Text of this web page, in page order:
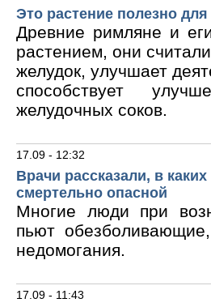
Это растение полезно
Древние римляне и
растением, они
желудок, улучшает
способствует
желудочных соков.
17.09 - 12:32
Врачи рассказали, в
смертельно опасной
Многие люди при
пьют
недомогания.
17.09 - 11:43